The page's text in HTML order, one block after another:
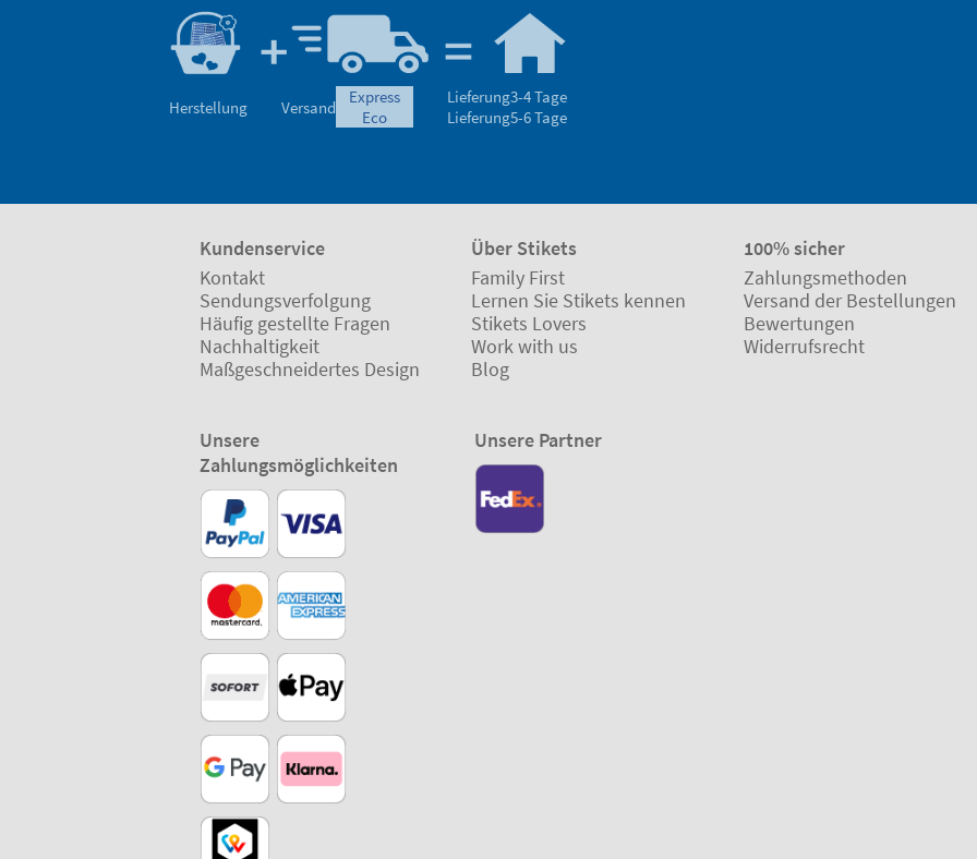
Herstellung Versand
express
eco
Lieferung3-4 Tage
Lieferung5-6 Tage
Kundenservice
Kontakt
Sendungsverfolgung
Häufig gestellte Fragen
Nachhaltigkeit
Maßgeschneidertes Design
Über Stikets
Family First
Lernen Sie Stikets kennen
Stikets Lovers
Work with us
Blog
100% sicher
Zahlungsmethoden
Versand der Bestellungen
Bewertungen
Widerrufsrecht
Unsere
Zahlungsmöglichkeiten
Unsere Partner